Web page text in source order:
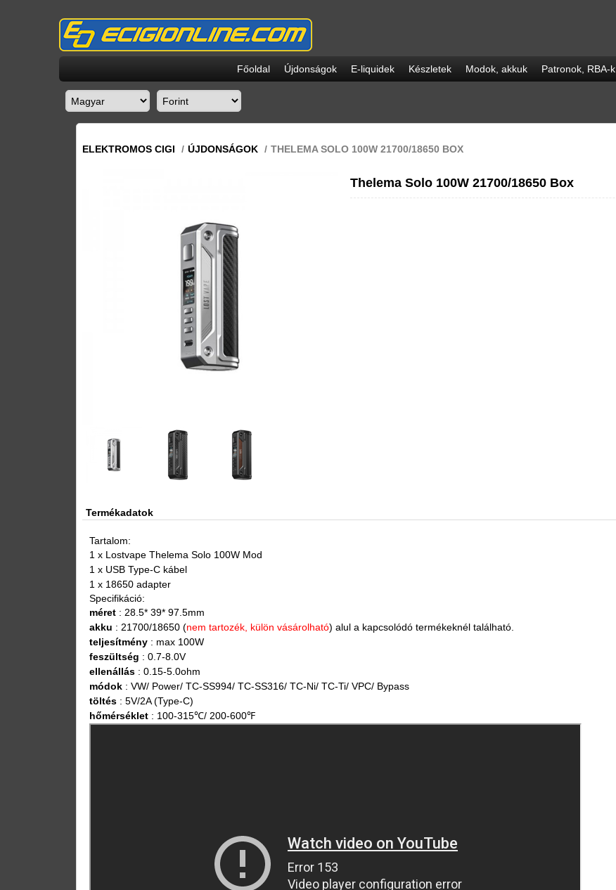
Főoldal Újdonságok E-liquidek Készletek Modok, akkuk Patronok, RBA-k
ELEKTROMOS CIGI / ÚJDONSÁGOK / THELEMA SOLO 100W 21700/18650 BOX
Thelema Solo 100W 21700/18650 Box
Termékadatok
Tartalom:
1 x Lostvape Thelema Solo 100W Mod
1 x USB Type-C kábel
1 x 18650 adapter
Specifikáció:
méret : 28.5* 39* 97.5mm
akku : 21700/18650 (nem tartozék, külön vásárolható) alul a kapcsolódó termékeknél található.
teljesítmény : max 100W
feszültség : 0.7-8.0V
ellenállás: 0.15-5.0ohm
módok: VW/ Power/ TC-SS994/ TC-SS316/ TC-Ni/ TC-Ti/ VPC/ Bypass
töltés : 5V/2A (Type-C)
hőmérséklet : 100-315℃/ 200-600℉